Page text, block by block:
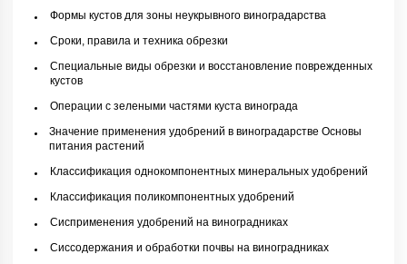
Формы кустов для зоны неукрывного виноградарства
Сроки, правила и техника обрезки
Специальные виды обрезки и восстановление поврежденных
кустов
Операции с зелеными частями куста винограда
Значение применения удобрений в виноградарстве Основы
питания растений
Классификация однокомпонентных минеральных удобрений
Классификация поликомпонентных удобрений
Сисприменения удобрений на виноградниках
Сиссодержания и обработки почвы на виноградниках